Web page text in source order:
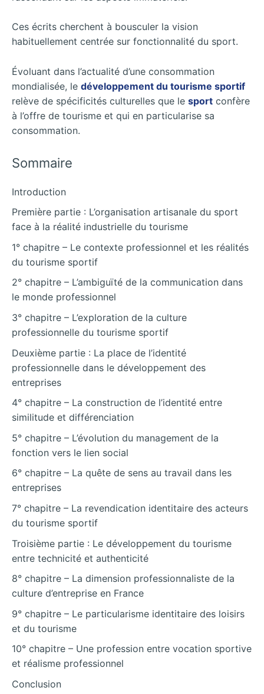
Ces écrits cherchent à bousculer la vision
habituellement centrée sur fonctionnalité du sport.
Évoluant dans l’actualité d’une consommation
mondialisée, le développement du tourisme sportif
relève de spécificités culturelles que le sport confère
à l’offre de tourisme et qui en particularise sa
consommation.
Sommaire
Introduction
Première partie : L’organisation artisanale du sport
face à la réalité industrielle du tourisme
1° chapitre – Le contexte professionnel et les réalités
du tourisme sportif
2° chapitre – L’ambiguïté de la communication dans
le monde professionnel
3° chapitre – L’exploration de la culture
professionnelle du tourisme sportif
Deuxième partie : La place de l’identité
professionnelle dans le développement des
entreprises
4° chapitre – La construction de l’identité entre
similitude et différenciation
5° chapitre – L’évolution du management de la
fonction vers le lien social
6° chapitre – La quête de sens au travail dans les
entreprises
7° chapitre – La revendication identitaire des acteurs
du tourisme sportif
Troisième partie : Le développement du tourisme
entre technicité et authenticité
8° chapitre – La dimension professionnaliste de la
culture d’entreprise en France
9° chapitre – Le particularisme identitaire des loisirs
et du tourisme
10° chapitre – Une profession entre vocation sportive
et réalisme professionnel
Conclusion